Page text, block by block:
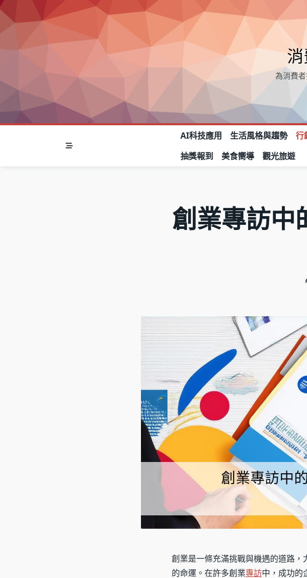
Skip
to
content
為消費
AI科技應用 生活風格與趨勢 行
抽獎報到
美食嚮導 觀光旅遊
創業專訪中
創業是一條充滿挑戰與機遇的道路
的命運。在許多創業專訪中，成功的